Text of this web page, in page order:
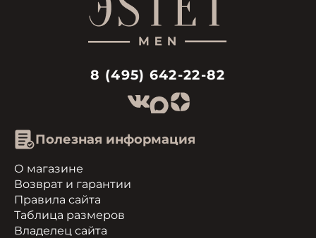
8 (495) 642-22-82
Полезная информация
О магазине
Возврат и гарантии
Правила сайта
Таблица размеров
Владелец сайта